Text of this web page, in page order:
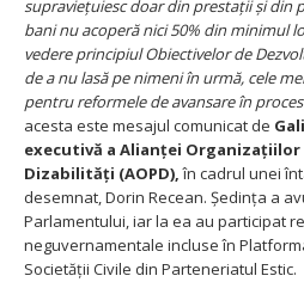
supraviețuiesc doar din prestații și din
bani nu acoperă nici 50% din minimul
vedere principiul Obiectivelor de
de a nu lasă pe nimeni în urmă, cele
pentru reformele de avansare în
acesta este mesajul comunicat de
executivă a Alianței
Dizabilități (AOPD),în cadrul unei
desemnat, Dorin Recean. Ședința a
Parlamentului, iar la ea au participat
neguvernamentale incluse în
Societății Civile din Parteneriatul Estic.